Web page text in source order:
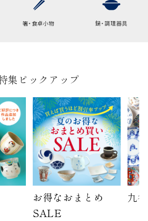
22cm
幅
9cm
高さ
横
30cm
幅
14cm
当店で最適なものをご用意いたしま
上限はご注文商品数となります。
ギフト袋対応の商品にはおつけでき
は、手提袋をお付けできません
箸・食卓小物 鍋・調理器具
集ピックアップ
お得なおまとめ
SALE
九